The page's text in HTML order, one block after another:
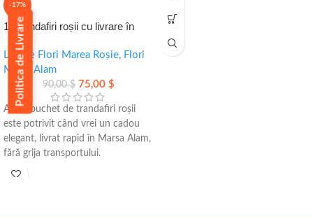
-17%
15 trandafiri roșii cu livrare în
aceeași zi în Marsa Alam
Livrare Flori Marea Roșie, Flori
Marsa Alam
90,00$ 75,00 $
Acest buchet de trandafiri roșii
este potrivit când vrei un cadou
elegant, livrat rapid în Marsa Alam,
fără grija transportului.
• 15 trandafiri roșii premium
• 27 de flori albe, aranjate cu grijă
• Aspect elegant și delicat
Politica de Livrare